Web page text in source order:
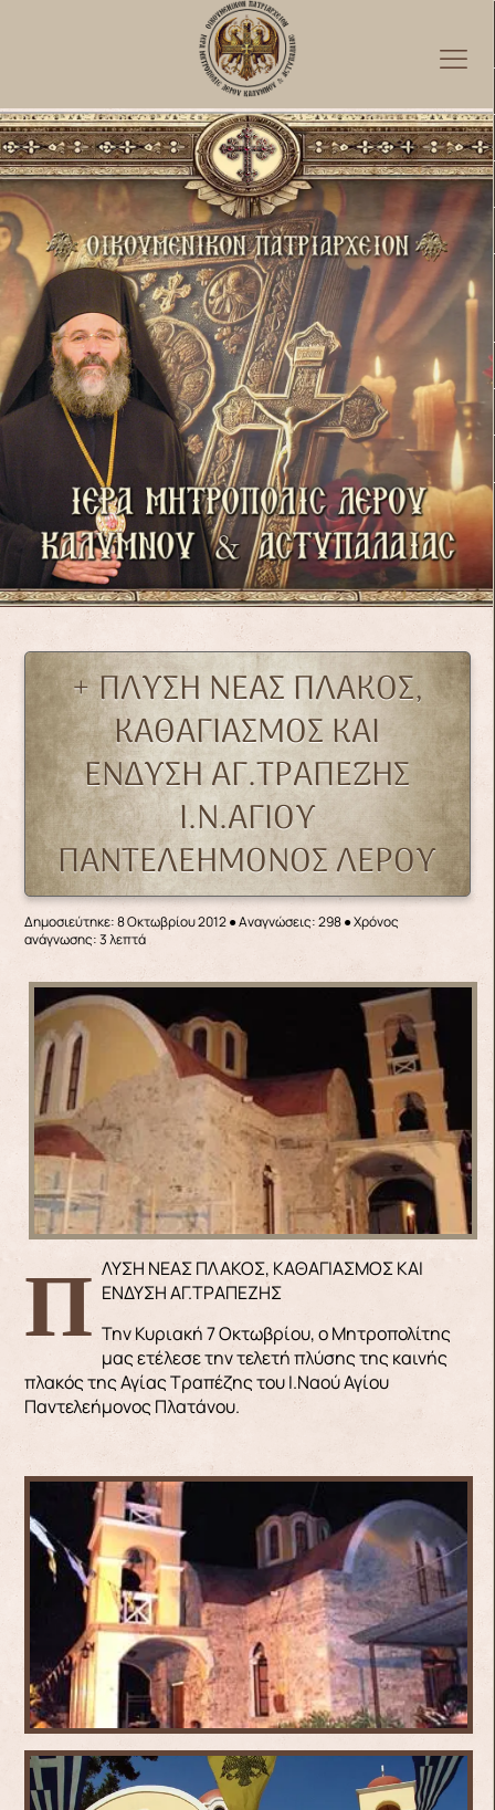
+ ΠΛΥΣΗ ΝΕΑΣ ΠΛΑΚΟΣ,
ΚΑΘΑΓΙΑΣΜΟΣ ΚΑΙ
ΕΝΔΥΣΗ ΑΓ.ΤΡΑΠΕΖΗΣ
Ι.Ν.ΑΓΙΟΥ
ΠΑΝΤΕΛΕΗΜΟΝΟΣ ΛΕΡΟΥ
Δημοσιεύτηκε: 8 Οκτωβρίου 2012●Αναγνώσεις: 298● Χρόνος
ανάγνωσης: 3 λεπτά
ΠΛΥΣΗ ΝΕΑΣ ΠΛΑΚΟΣ, ΚΑΘΑΓΙΑΣΜΟΣ ΚΑΙ ΕΝΔΥΣΗ ΑΓ.ΤΡΑΠΕΖΗΣ
Την Κυριακή 7 Οκτωβρίου, ο Μητροπολίτης
μας ετέλεσε την τελετή πλύσης της καινής
πλακός της Αγίας Τραπέζης του Ι.Ναού Αγίου
Παντελεήμονος Πλατάνου.